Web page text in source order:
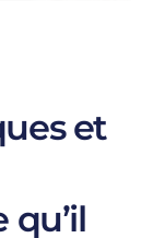
et
qu’il